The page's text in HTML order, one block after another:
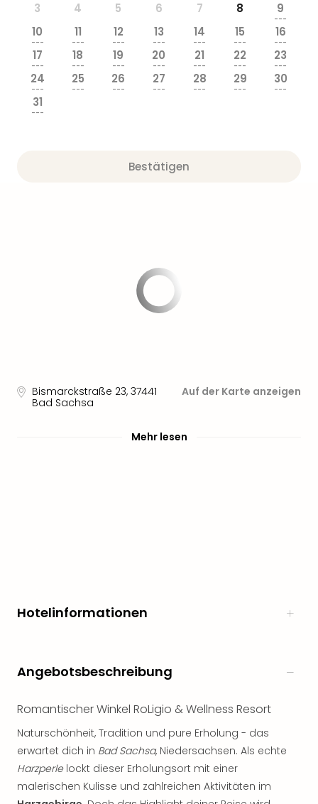
3
4 5 6 7 8 9
---
10
---
11
---
12
---
13
---
14
---
15
---
16
---
17
---
18
---
19
---
20
---
21
---
22
---
23
---
24
---
25
---
26
---
27
---
28
---
29
---
30
---
31
---
Bestätigen
Bismarckstraße 23, 37441
Bad Sachsa
Auf der Karte anzeigen
Mehr lesen
Hotelinformationen
Angebotsbeschreibung
Romantischer Winkel RoLigio & Wellness Resort
Naturschönheit, Tradition und pure Erholung - das
erwartet dich in Bad Sachsa, Niedersachsen. Als echte
Harzperlelockt dieser Erholungsort mit einer
malerischen Kulisse und zahlreichen Aktivitäten im